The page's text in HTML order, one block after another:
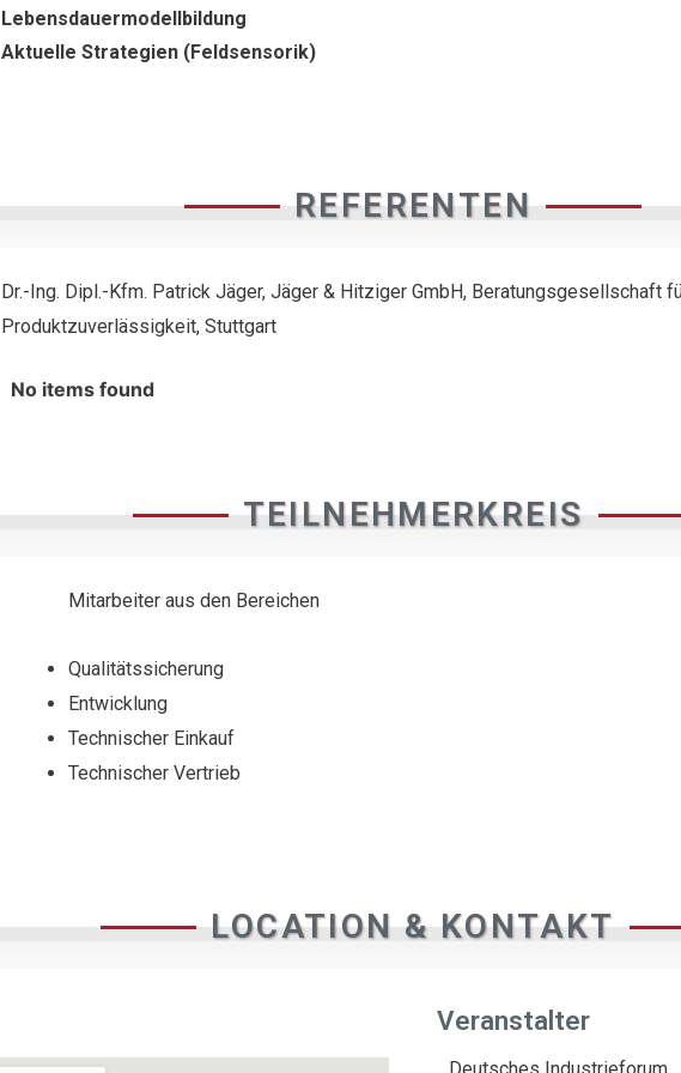
Lebensdauermodellbildung
Aktuelle Strategien (Feldsensorik)
REFERENTEN
Dr.-Ing. Dipl.-Kfm. Patrick Jäger, Jäger & Hitziger GmbH, Beratungsgesellschaft
Produktzuverlässigkeit, Stuttgart
No items found
TEILNEHMERKREIS
Mitarbeiter aus den Bereichen
Qualitätssicherung
Entwicklung
Technischer Einkauf
Technischer Vertrieb
LOCATION & KONTAKT
Veranstalter